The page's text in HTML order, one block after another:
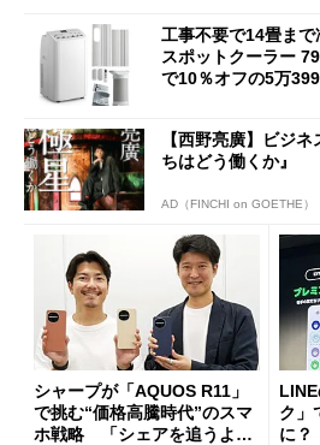
工事不要で14畳ま
スポットクーラー
で10％オフの5万
【西野亮廣】ビジ
ちはどう働くか』
AD（FINCHI on GOETHE）
シャープが「AQUOS R11」
で挑む“価格高騰時代”のスマ
ホ戦略 「シェアを追うより
ク」
に？